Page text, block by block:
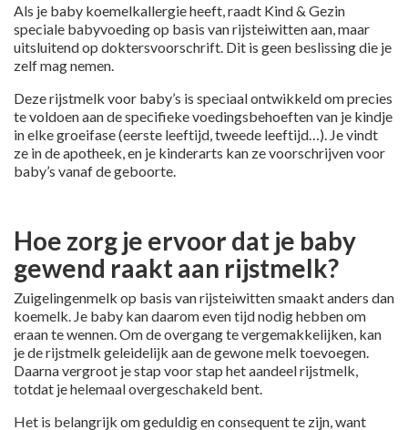
Als je baby koemelkallergie heeft, raadt Kind & Gezin
speciale babyvoeding op basis van rijsteiwitten aan, maar
uitsluitend op doktersvoorschrift. Dit is geen beslissing die je
zelf mag nemen.
Deze rijstmelk voor baby’s is speciaal ontwikkeld om precies
te voldoen aan de specifieke voedingsbehoeften van je kindje
in elke groeifase (eerste leeftijd, tweede leeftijd…). Je vindt
ze in de apotheek, en je kinderarts kan ze voorschrijven voor
baby’s vanaf de geboorte.
Hoe zorg je ervoor dat je baby
gewend raakt aan rijstmelk?
Zuigelingenmelk op basis van rijsteiwitten smaakt anders dan
koemelk. Je baby kan daarom even tijd nodig hebben om
eraan te wennen. Om de overgang te vergemakkelijken, kan
je de rijstmelk geleidelijk aan de gewone melk toevoegen.
Daarna vergroot je stap voor stap het aandeel rijstmelk,
totdat je helemaal overgeschakeld bent.
Het is belangrijk om geduldig en consequent te zijn, want